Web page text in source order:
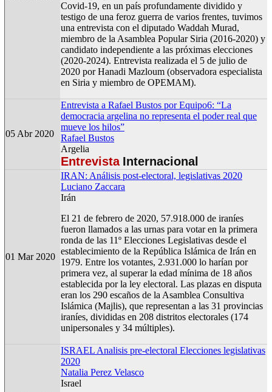
Covid-19, en un país profundamente dividido y
testigo de una feroz guerra de varios frentes, tuvimos
una entrevista con el diputado Waddah Murad,
miembro de la Asamblea Popular Siria (2016-2020) y
candidato independiente a las próximas elecciones
(2020-2024). Entrevista realizada el 5 de julio de
2020 por Hanadi Mazloum (observadora especialista
en Siria y miembro de OPEMAM).
05 Abr 2020
Entrevista a Rafael Bustos por Equipo6: “La
democracia argelina no representa el poder real que
mueve los hilos”
Rafael Bustos
Argelia
Entrevista Internacional
01 Mar 2020
IRAN: Análisis post-electoral, legislativas 2020
Luciano Zaccara
Irán
El 21 de febrero de 2020, 57.918.000 de iraníes
fueron llamados a las urnas para votar en la primera
ronda de las 11º Elecciones Legislativas desde el
establecimiento de la República Islámica de Irán en
1979. Entre los votantes, 2.931.000 lo harían por
primera vez, al superar la edad mínima de 18 años
establecida por la ley electoral. Las plazas en disputa
eran los 290 escaños de la Asamblea Consultiva
Islámica (Majlis), que representan a las 31 provincias
iraníes, divididas en 208 distritos electorales (174
unipersonales y 34 múltiples).
ISRAEL Analisis pre-electoral Elecciones legislativas
2020
Natalia Perez Velasco
Israel